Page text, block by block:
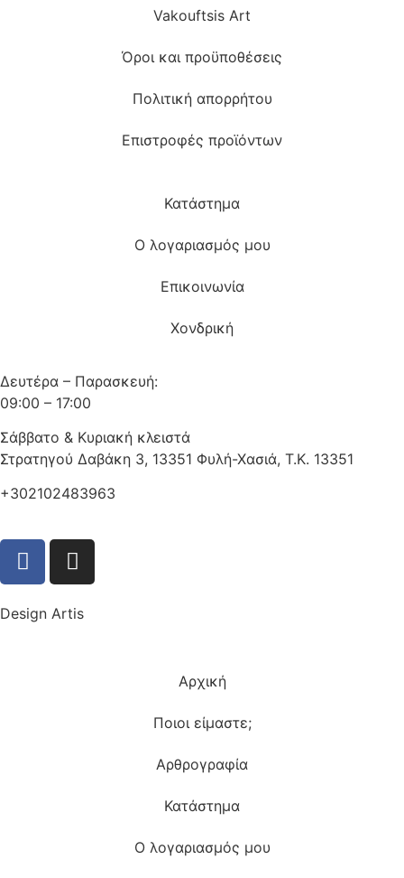
Vakouftsis Art
Όροι και προϋποθέσεις
Πολιτική απορρήτου
Επιστροφές προϊόντων
Κατάστημα
Ο λογαριασμός μου
Επικοινωνία
Χονδρική
Δευτέρα – Παρασκευή:
09:00 – 17:00
Σάββατο & Κυριακή κλειστά
Στρατηγού Δαβάκη 3, 13351 Φυλή-Χασιά, Τ.Κ. 13351
+302102483963
Design Artis
Αρχική
Ποιοι είμαστε;
Αρθρογραφία
Κατάστημα
Ο λογαριασμός μου